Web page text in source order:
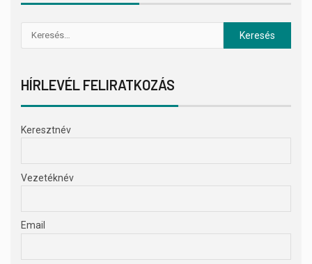
HÍRLEVÉL FELIRATKOZÁS
Keresztnév
Vezetéknév
Email